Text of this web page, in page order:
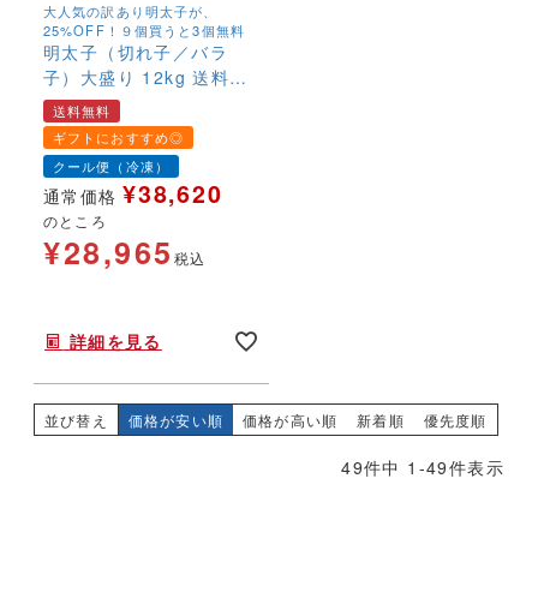
大人気の訳あり明太子が、
25%OFF！９個買うと3個無料
明太子（切れ子／バラ
子）大盛り 12kg 送料無
料 切れ子 訳あり お得 お
買い得 安心 めんたいこ
メンタイコ 冷凍 カジュ
アルギフト 簡易包装
送料無料
ギフトにおすすめ◎
クール便（冷凍）
通常価格 ¥38,620
のところ
¥28,965 税込
詳細を見る
並び替え 価格が安い順 価格が高い順 新着順 優先度順
49件中 1 -49件表示